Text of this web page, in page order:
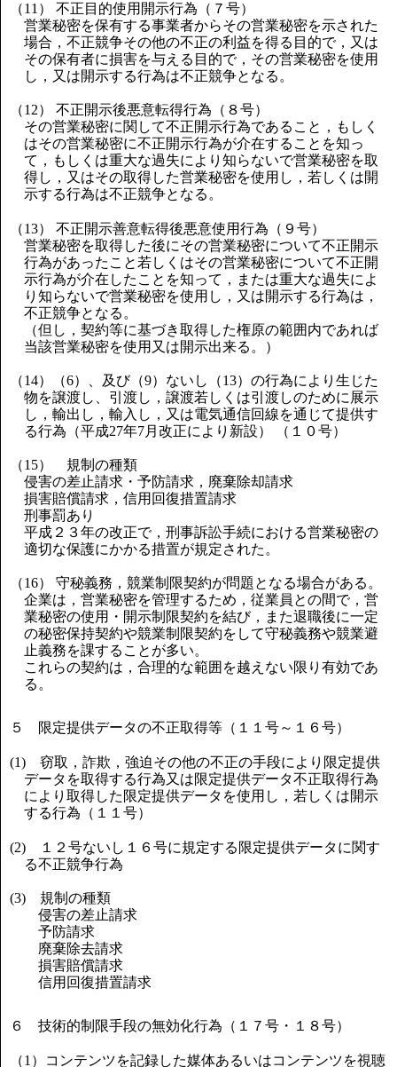
（11） 不正目的使用開示行為（７号）
営業秘密を保有する事業者からその営業秘密を示された
場合，不正競争その他の不正の利益を得る目的で，又は
その保有者に損害を与える目的で，その営業秘密を使用
し，又は開示する行為は不正競争となる。
（12） 不正開示後悪意転得行為（８号）
その営業秘密に関して不正開示行為であること，もしく
はその営業秘密に不正開示行為が介在することを知っ
て，もしくは重大な過失により知らないで営業秘密を取
得し，又はその取得した営業秘密を使用し，若しくは開
示する行為は不正競争となる。
（13） 不正開示善意転得後悪意使用行為（９号）
営業秘密を取得した後にその営業秘密について不正開示
行為があったこと若しくはその営業秘密について不正開
示行為が介在したことを知って，または重大な過失によ
り知らないで営業秘密を使用し，又は開示する行為は，
不正競争となる。
（但し，契約等に基づき取得した権原の範囲内であれば
当該営業秘密を使用又は開示出来る。）
（14）（6）、及び（9）ないし（13）の行為により生じた
物を譲渡し、引渡し，譲渡若しくは引渡しのために展示
し，輸出し，輸入し，又は電気通信回線を通じて提供す
る行為（平成27年7月改正により新設） （１０号）
（15） 規制の種類
侵害の差止請求・予防請求，廃棄除却請求
損害賠償請求，信用回復措置請求
刑事罰あり
平成２３年の改正で，刑事訴訟手続における営業秘密の
適切な保護にかかる措置が規定された。
（16） 守秘義務，競業制限契約が問題となる場合がある。
企業は，営業秘密を管理するため，従業員との間で，営
業秘密の使用・開示制限契約を結び，また退職後に一定
の秘密保持契約や競業制限契約をして守秘義務や競業避
止義務を課することが多い。
これらの契約は，合理的な範囲を越えない限り有効であ
る。
５ 限定提供データの不正取得等（１１号～１６号）
(1) 窃取，詐欺，強迫その他の不正の手段により限定提供
データを取得する行為又は限定提供データ不正取得行為
により取得した限定提供データを使用し，若しくは開示
する行為（１１号）
(2) １２号ないし１６号に規定する限定提供データに関す
る不正競争行為
(3) 規制の種類
侵害の差止請求
予防請求
廃棄除去請求
損害賠償請求
信用回復措置請求
６ 技術的制限手段の無効化行為（１７号・１８号）
（1）コンテンツを記録した媒体あるいはコンテンツを視聴